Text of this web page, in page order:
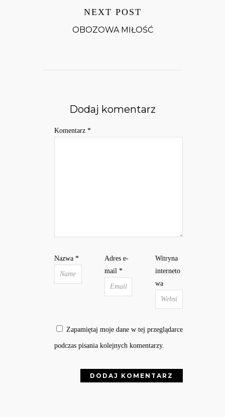
NEXT POST
OBOZOWA MIŁOŚĆ
Dodaj komentarz
Komentarz *
Nazwa *
Adres e-
mail*
Witryna
interneto
wa
Zapamiętaj moje dane w tej przeglądarce
podczas pisania kolejnych komentarzy.